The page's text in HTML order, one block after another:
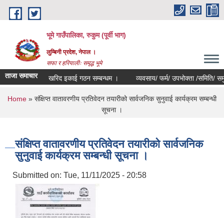
Skip to main content
भूमे गाउँपालिका, रुकुम (पूर्वी भाग)
लुम्बिनी प्रदेश, नेपाल ।
सफा र हरियालीः समृद्ध भूमे
ताजा समाचारखरिद इकाई गठन सम्बन्धम । व्यवसाय/ फर्म/ उपभोक्ता /समिति/ समुह/
You are here
Home » संक्षिप्त वातावरणीय प्रतिवेदन तयारीको सार्वजनिक सुनुवाई कार्यक्रम सम्बन्धी
सूचना ।
संक्षिप्त वातावरणीय प्रतिवेदन तयारीको सार्वजनिक
सुनुवाई कार्यक्रम सम्बन्धी सूचना ।
Submitted on: Tue, 11/11/2025 - 20:58